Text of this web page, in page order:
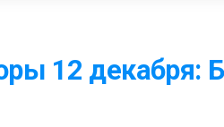
12 декабря: